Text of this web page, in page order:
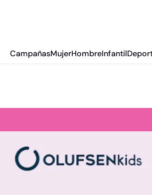
CampañasMujerHombreInfantil